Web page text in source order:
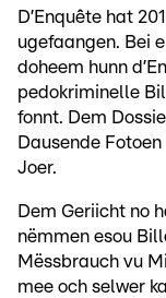
D’Enquête hat
ugefaangen. Bei
doheem hunn
pedokriminelle
fonnt. Dem
Dausende
Joer.
Dem Geriicht no
nëmmen esou
Mëssbrauch vu
mee och selwer